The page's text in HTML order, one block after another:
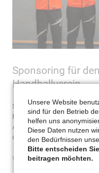
Sponsoring für
Handballverein
Seit diesem Jahr sind wir
Handballvereins und
Anschaffung von neuen
die E-Jugend-
weiterlesen …sponsoring
Unsere Website
sind für den Betrieb
helfen uns
Diese Daten nutzen
den Bedürfnissen
Bitte entscheiden
beitragen möchten.